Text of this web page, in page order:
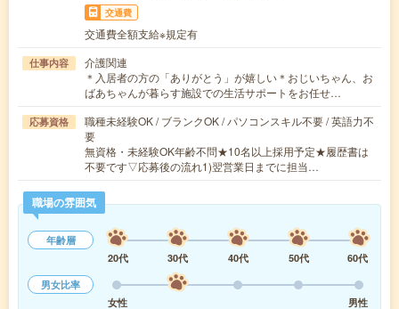
交通費
交通費全額支給※規定有
仕事内容
介護関連
＊入居者の方の「ありがとう」が嬉しい＊おじいちゃん、お
ばあちゃんが暮らす施設での生活サポートをお任せ…
応募資格
職種未経験OK / ブランクOK / パソコンスキル不要 / 英語力不
要
無資格・未経験OK年齢不問★10名以上採用予定★履歴書は
不要です▽応募後の流れ1)翌営業日までに担当…
職場の雰囲気
年齢層
20代
30代 40代 50代
60代
男女比率
女性
男性